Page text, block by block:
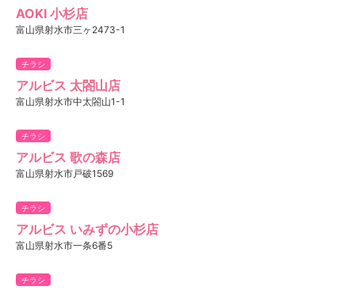
AOKI 小杉店
富山県射水市三ヶ2473-1
チラシ
アルビス 太閤山店
富山県射水市中太閤山1-1
チラシ
アルビス 歌の森店
富山県射水市戸破1569
チラシ
アルビス いみずの小杉店
富山県射水市一条6番5
チラシ